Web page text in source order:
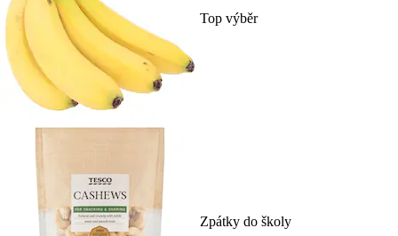
Top výběr
Zpátky do školy